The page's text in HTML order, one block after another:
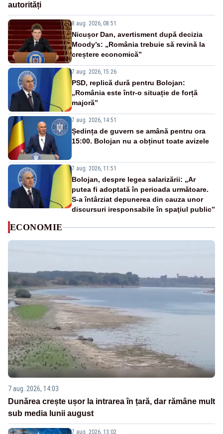
autorități
8 aug. 2026, 08:51
Nicușor Dan, avertisment după decizia
Moody’s: „România trebuie să revină la
creștere economică”
7 aug. 2026, 15:26
PSD, replică dură pentru Bolojan:
„România este într-o situație de forță
majoră”
7 aug. 2026, 14:51
Ședința de guvern se amână pentru ora
15:00. Bolojan nu a obținut toate avizele
7 aug. 2026, 11:51
Bolojan, despre legea salarizării: „Ar
putea fi adoptată în perioada următoare.
S-a întârziat depunerea din cauza unor
discursuri iresponsabile în spaţiul public”
ECONOMIE
7 aug. 2026, 14:03
Dunărea crește ușor la intrarea în țară, dar rămâne mult
sub media lunii august
7 aug. 2026, 13:02